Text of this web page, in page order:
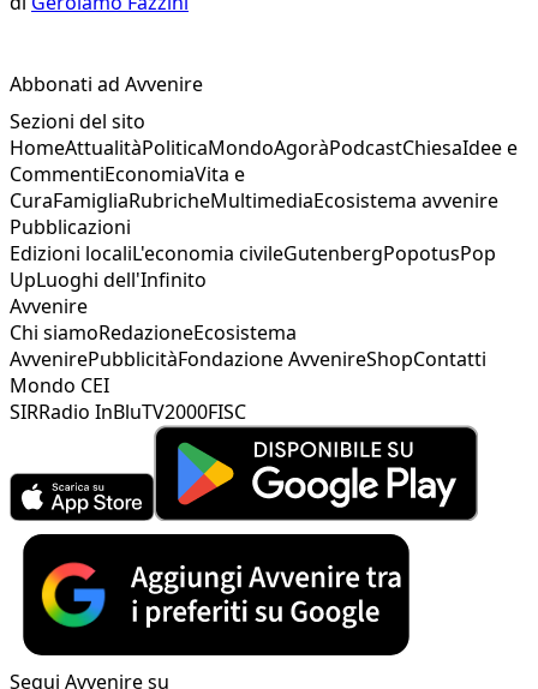
Abbonati ad Avvenire
Sezioni del sito
HomeAttualitàPoliticaMondoAgoràPodcastChiesaIdee e
CommentiEconomiaVita e
CuraFamigliaRubricheMultimediaEcosistema avvenire
Pubblicazioni
Edizioni localiL'economia civileGutenbergPopotusPop
UpLuoghi dell'Infinito
Avvenire
Chi siamoRedazioneEcosistema
AvvenirePubblicitàFondazione AvvenireShopContatti
Mondo CEI
SIRRadio InBluTV2000FISC
Segui Avvenire su